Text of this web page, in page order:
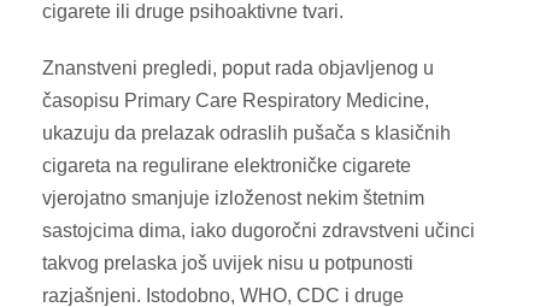
cigarete ili druge psihoaktivne tvari.
Znanstveni pregledi, poput rada objavljenog u
časopisu Primary Care Respiratory Medicine,
ukazuju da prelazak odraslih pušača s klasičnih
cigareta na regulirane elektroničke cigarete
vjerojatno smanjuje izloženost nekim štetnim
sastojcima dima, iako dugoročni zdravstveni učinci
takvog prelaska još uvijek nisu u potpunosti
razjašnjeni. Istodobno, WHO, CDC i druge